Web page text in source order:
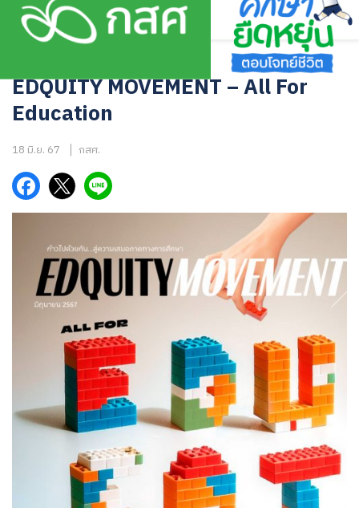
Skip
EDQUITY MOVEMENT – All For
Education
18 มิ.ย. 67 กสศ.